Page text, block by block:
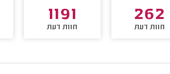
262
חוות דעת
1191
חוות דעת